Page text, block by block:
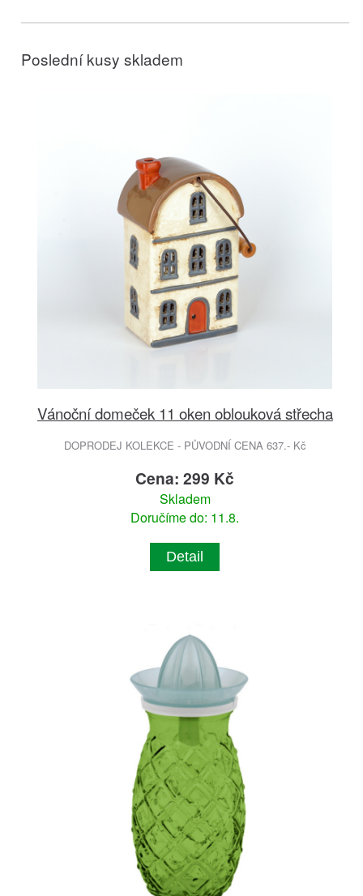
Poslední kusy skladem
Vánoční domeček 11 oken oblouková střecha
DOPRODEJ KOLEKCE - PŮVODNÍ CENA 637.- Kč
Cena: 299 Kč
Skladem
Doručíme do: 11.8.
Detail